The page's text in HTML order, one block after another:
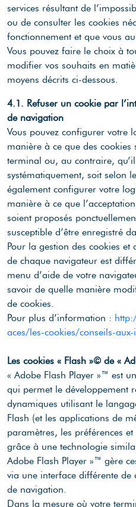
services résultant de
ou de consulter les cookies
fonctionnement et que vous
Vous pouvez faire le choix à
modifier vos souhaits en
moyens décrits ci-dessous.
4.1. Refuser un cookie par
de navigation
Vous pouvez configurer votre
manière à ce que des cookies
terminal ou, au contraire,
systématiquement, soit selon
également configurer votre
manière à ce que
soient proposés
susceptible d’être enregistré
Pour la gestion des cookies
de chaque navigateur est
menu d’aide de votre
savoir de quelle manière
de cookies.
Pour plus d’information :
aces/les-cookies/conseils-
Les cookies « Flash »© de «
« Adobe Flash Player »™ est
qui permet le développement
dynamiques utilisant le
Flash (et les applications de
paramètres, les préférences
grâce à une technologie
Adobe Flash Player »™ gère
via une interface différente
de navigation.
Dans la mesure où votre